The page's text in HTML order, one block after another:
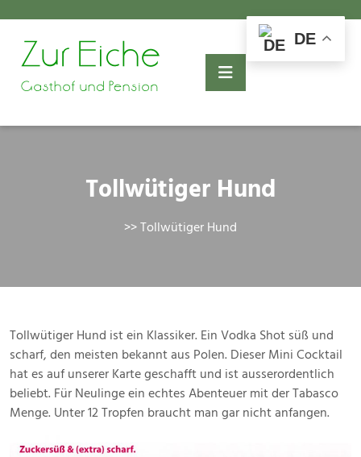
content
Tollwütiger Hund
>> Tollwütiger Hund
Tollwütiger Hund ist ein Klassiker. Ein Vodka Shot süß und
scharf, den meisten bekannt aus Polen. Dieser Mini Cocktail
hat es auf unserer Karte geschafft und ist ausserordentlich
beliebt. Für Neulinge ein echtes Abenteuer mit der Tabasco
Menge. Unter 12 Tropfen braucht man gar nicht anfangen.
DE